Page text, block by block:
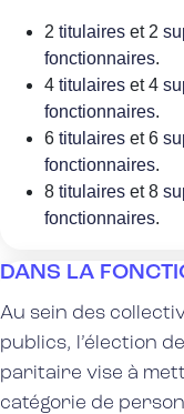
2 titulaires et 2
fonctionnaires.
4 titulaires et 4
fonctionnaires.
6 titulaires et 6
fonctionnaires.
8 titulaires et 8
fonctionnaires.
DANS LA
Au sein des
publics, l ’élection
paritaire vise à
catégorie de